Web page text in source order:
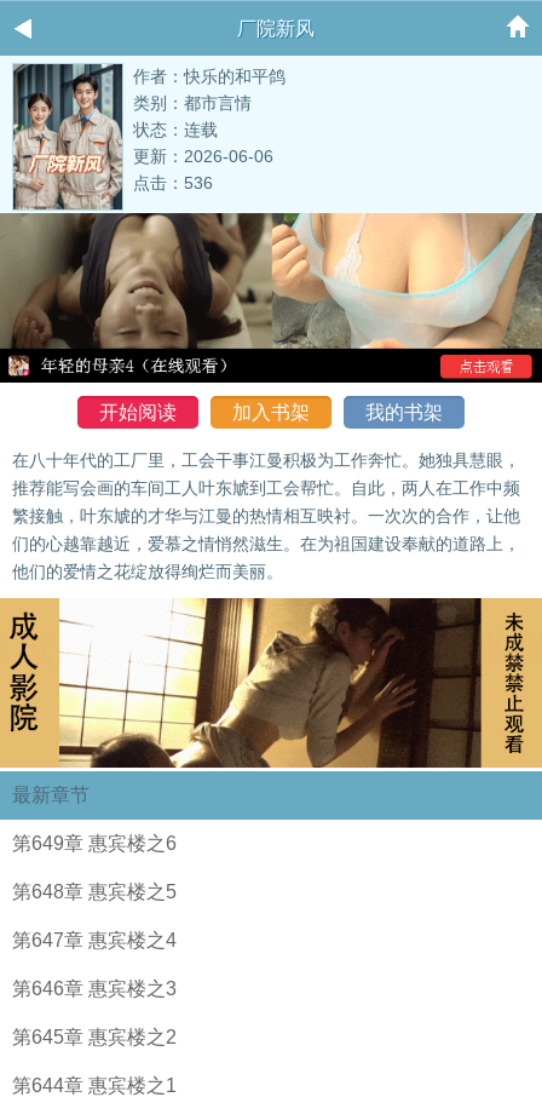
厂院新风
作者：快乐的和平鸽
类别：都市言情
状态：连载
更新：2026-06-06
点击：536
开始阅读 加入书架 我的书架
在八十年代的工厂里，工会干事江曼积极为工作奔忙。她独具慧眼，
推荐能写会画的车间工人叶东虓到工会帮忙。自此，两人在工作中频
繁接触，叶东虓的才华与江曼的热情相互映衬。一次次的合作，让他
们的心越靠越近，爱慕之情悄然滋生。在为祖国建设奉献的道路上，
他们的爱情之花绽放得绚烂而美丽。
最新章节
第649章 惠宾楼之6
第648章 惠宾楼之5
第647章 惠宾楼之4
第646章 惠宾楼之3
第645章 惠宾楼之2
第644章 惠宾楼之1